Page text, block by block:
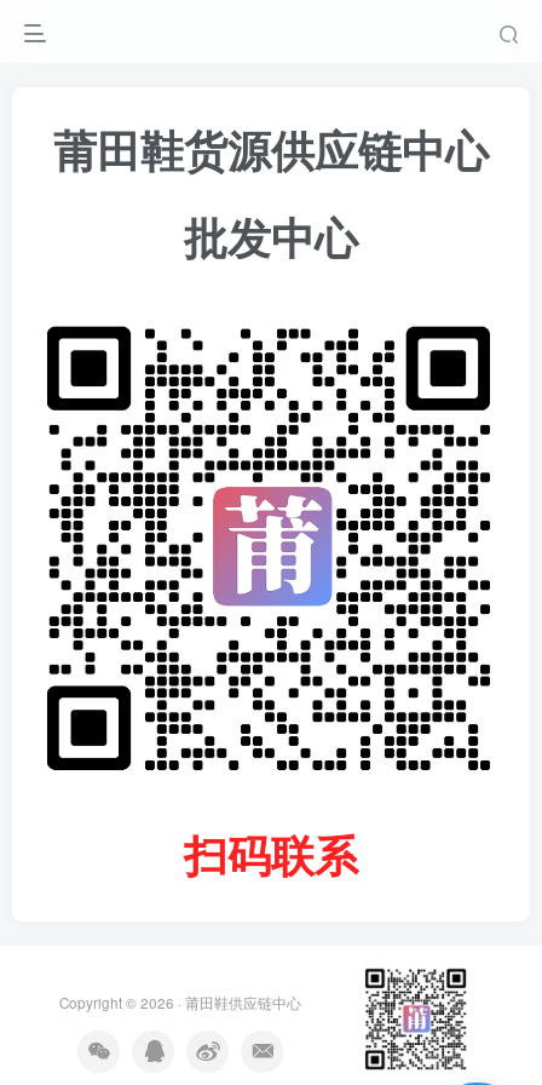
莆田鞋货源供应链中心
批发中心
扫码联系
Copyright © 2026 · 莆田鞋供应链中心